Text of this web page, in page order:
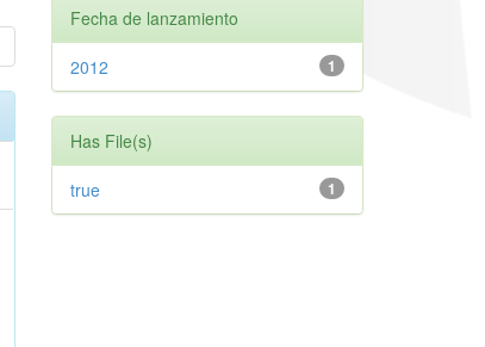
Fecha de lanzamiento
1
2012
Has File(s)
1
true